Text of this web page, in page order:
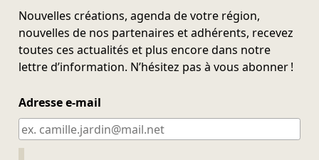
Nouvelles créations, agenda de votre région,
nouvelles de nos partenaires et adhérents, recevez
toutes ces actualités et plus encore dans notre
lettre d’information. N’hésitez pas à vous abonner !
Adresse e-mail